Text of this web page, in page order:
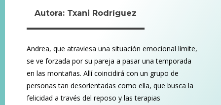
Autora: Txani Rodríguez
Andrea, que atraviesa una situación emocional límite,
se ve forzada por su pareja a pasar una temporada
en las montañas. Allí coincidirá con un grupo de
personas tan desorientadas como ella, que busca la
felicidad a través del reposo y las terapias